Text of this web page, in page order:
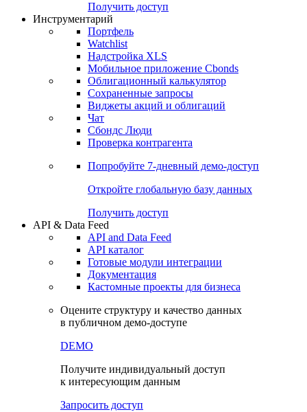
Получить доступ
Инструментарий
Портфель
Watchlist
Надстройка XLS
Мобильное приложение Cbonds
Облигационный калькулятор
Сохраненные запросы
Виджеты акций и облигаций
Чат
Сбондс Люди
Проверка контрагента
Попробуйте 7-дневный демо-доступ
Откройте глобальную базу данных
Получить доступ
API & Data Feed
API and Data Feed
API каталог
Готовые модули интеграции
Документация
Кастомные проекты для бизнеса
Оцените структуру и качество данных
в публичном демо-доступе
DEMO
Получите индивидуальный доступ
к интересующим данным
Запросить доступ